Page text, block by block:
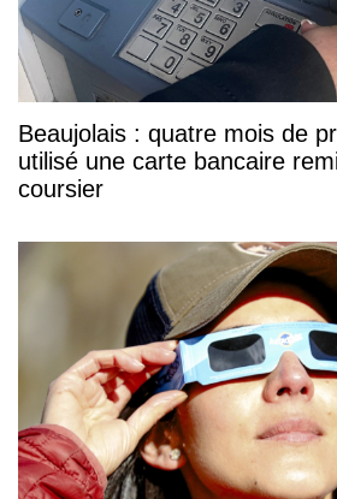
Beaujolais : quatre mois de
utilisé une carte bancaire
coursier